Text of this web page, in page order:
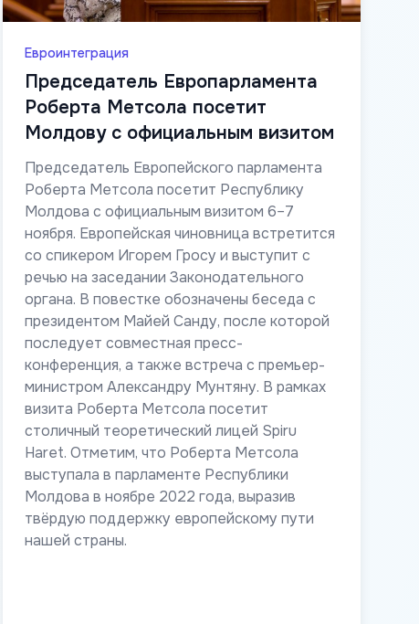
Евроинтеграция
Председатель Европарламента
Роберта Метсола посетит
Молдову с официальным визитом
Председатель Европейского парламента
Роберта Метсола посетит Республику
Молдова с официальным визитом 6–7
ноября. Европейская чиновница встретится
со спикером Игорем Гросу и выступит с
речью на заседании Законодательного
органа. В повестке обозначены беседа с
президентом Майей Санду, после которой
последует совместная пресс-
конференция, а также встреча с премьер-
министром Александру Мунтяну. В рамках
визита Роберта Метсола посетит
столичный теоретический лицей Spiru
Haret. Отметим, что Роберта Метсола
выступала в парламенте Республики
Молдова в ноябре 2022 года, выразив
твёрдую поддержку европейскому пути
нашей страны.